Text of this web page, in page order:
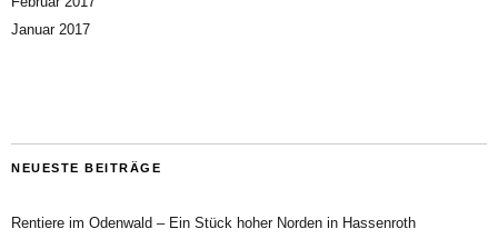
Januar 2017
NEUESTE BEITRÄGE
Rentiere im Odenwald – Ein Stück hoher Norden in Hassenroth